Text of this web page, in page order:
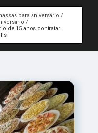
para aniversário
de 15 anos contratar